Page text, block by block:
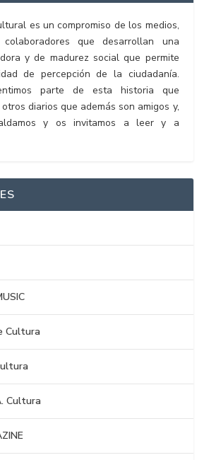
es un compromiso de los medios,
que desarrollan una
y de madurez social que permite
de percepción de la ciudadanía.
parte de esta historia que
diarios que además son amigos y,
y os invitamos a leer y a
Cultura
Cultura